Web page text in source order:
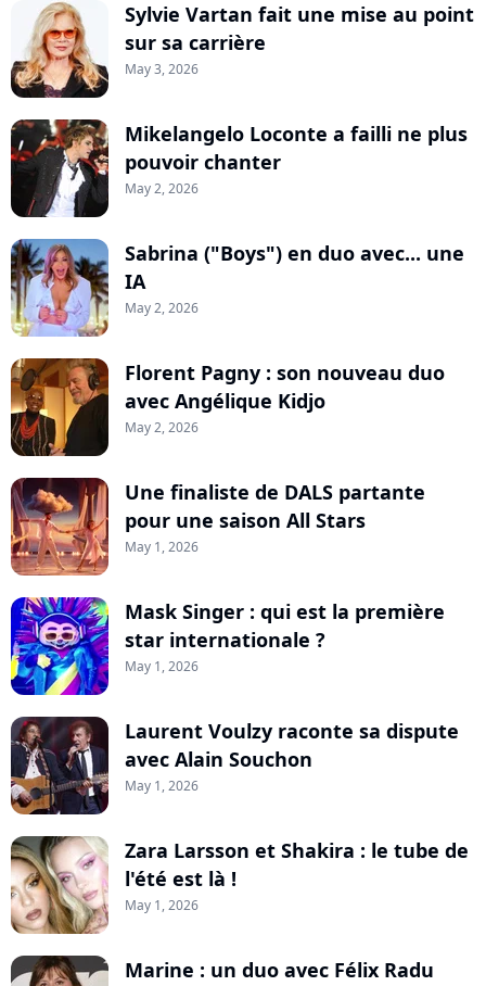
Sylvie Vartan fait une mise au point
sur sa carrière
May 3, 2026
Mikelangelo Loconte a failli ne plus
pouvoir chanter
May 2, 2026
Sabrina ("Boys") en duo avec... une
IA
May 2, 2026
Florent Pagny : son nouveau duo
avec Angélique Kidjo
May 2, 2026
Une finaliste de DALS partante
pour une saison All Stars
May 1, 2026
Mask Singer : qui est la première
star internationale ?
May 1, 2026
Laurent Voulzy raconte sa dispute
avec Alain Souchon
May 1, 2026
Zara Larsson et Shakira : le tube de
l'été est là !
May 1, 2026
Marine : un duo avec Félix Radu